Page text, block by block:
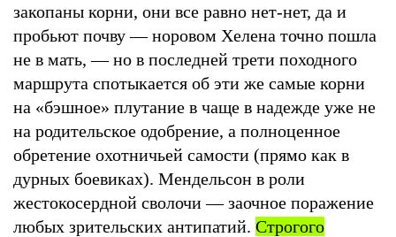
закопаны корни, они все равно нет-нет, да и
пробьют почву — норовом Хелена точно пошла
не в мать, — но в последней трети походного
маршрута спотыкается об эти же самые корни
на «бэшное» плутание в чаще в надежде уже не
на родительское одобрение, а полноценное
обретение охотничьей самости (прямо как в
дурных боевиках). Мендельсон в роли
жестокосердной сволочи — заочное поражение
любых зрительских антипатий. Строгого